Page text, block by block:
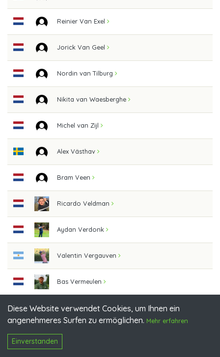
Diese Website verwendet Cookies, um Ihnen ein
angenehmeres Surfen zu ermöglichen. Mehr erfahren
Einverstanden
Reinier Van Exel
Jorick Van Geel
Nordin van Tilburg
Nikita van Waesberghe
Michel van Zijl
Alex Västhav
Bram Veen
Ricardo Veldman
Aydan Verdonk
Valentin Vergauven
Bas Vermeulen
Victor Veyret
Sebastian Vida